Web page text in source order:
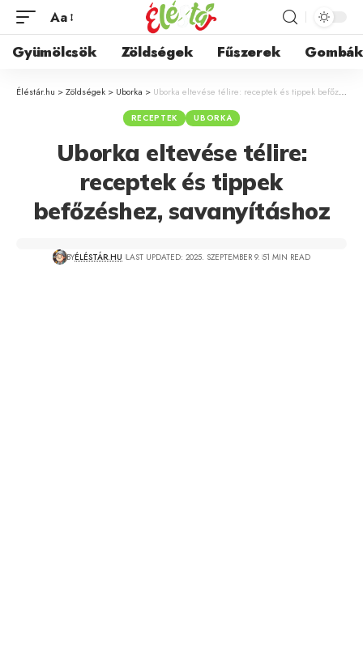
Aa
Gyümölcsök Zöldségek Fűszerek Gombák
Éléstár.hu >Zöldségek > Uborka > Uborka eltevése télire: receptek és tippek befőzéshez, savanyításhoz
RECEPTEK UBORKA
Uborka eltevése télire:
receptek és tippek
befőzéshez, savanyításhoz
BYÉLÉSTÁR.HU LAST UPDATED: 2025. SZEPTEMBER 9. 51 MIN READ